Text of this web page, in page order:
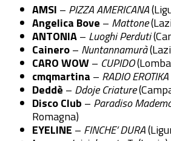
AMSI – PIZZA AMERICANA
Angelica Bove – Mattone
ANTONIA– Luoghi Perduti
Cainero– Nuntannamurà
CARO WOW– CUPIDO
cmqmartina – RADIO EROTIKA
Deddè – Ddoje Criature
Disco Club – Paradiso
Romagna)
EYELINE – FINCHE’ DURA